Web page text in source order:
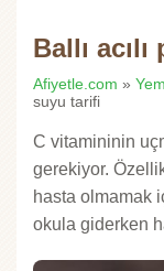
Ballı
Afiyetle.com »
suyu tarifi
C vitamininin
gerekiyor.
hasta olmamak
okula giderken